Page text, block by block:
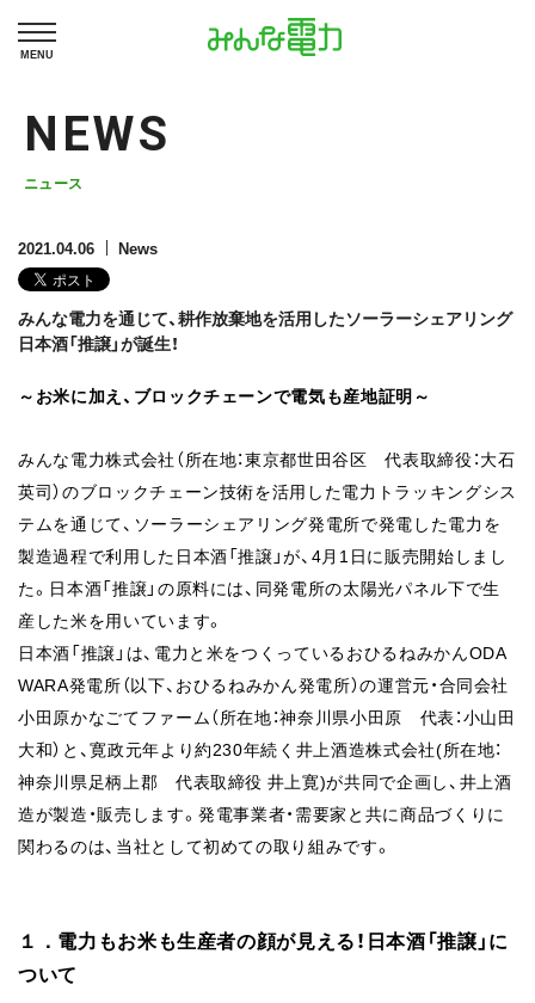
MENU
NEWS
ニュース
2021.04.06 News
みんな電力を通じて、耕作放棄地を活用したソーラーシェアリング
日本酒「推譲」が誕生！
～お米に加え、ブロックチェーンで電気も産地証明～
みんな電力株式会社（所在地：東京都世田谷区 代表取締役：大石
英司）のブロックチェーン技術を活用した電力トラッキングシス
テムを通じて、ソーラーシェアリング発電所で発電した電力を
製造過程で利用した日本酒「推譲」が、4月1日に販売開始しまし
た。日本酒「推譲」の原料には、同発電所の太陽光パネル下で生
産した米を用いています。
日本酒「推譲」は、電力と米をつくっているおひるねみかんODA
WARA発電所（以下、おひるねみかん発電所）の運営元・合同会社
小田原かなごてファーム（所在地：神奈川県小田原 代表：小山田
大和）と、寛政元年より約230年続く井上酒造株式会社(所在地：
神奈川県足柄上郡 代表取締役 井上寛)が共同で企画し、井上酒
造が製造・販売します。発電事業者・需要家と共に商品づくりに
関わるのは、当社として初めての取り組みです。
１．電力もお米も生産者の顔が見える！日本酒「推譲」に
ついて